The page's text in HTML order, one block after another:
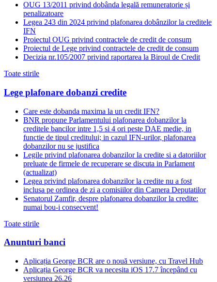
OUG 13/2011 privind dobânda legală remuneratorie și
penalizatoare
Legea 243 din 2024 privind plafonarea dobânzilor la creditele
IFN
Proiectul OUG privind contractele de credit de consum
Proiectul de Lege privind contractele de credit de consum
Decizia nr.105/2007 privind raportarea la Biroul de Credit
Toate stirile
Lege plafonare dobanzi credite
Care este dobanda maxima la un credit IFN?
BNR propune Parlamentului plafonarea dobanzilor la
creditele bancilor intre 1,5 si 4 ori peste DAE medie, in
functie de tipul creditului; in cazul IFN-urilor, plafonarea
dobanzilor nu se justifica
Legile privind plafonarea dobanzilor la credite si a datoriilor
preluate de firmele de recuperare se discuta in Parlament
(actualizat)
Legea privind plafonarea dobanzilor la credite nu a fost
inclusa pe ordinea de zi a comisiilor din Camera Deputatilor
Senatorul Zamfir, despre plafonarea dobanzilor la credite:
numai bou-i consecvent!
Toate stirile
Anunturi banci
Aplicația George BCR are o nouă versiune, cu Travel Hub
Aplicația George BCR va necesita iOS 17.7 începând cu
versiunea 26.26